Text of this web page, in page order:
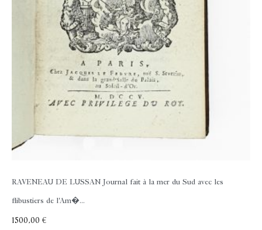
RAVENEAU DE LUSSAN Journal fait à la mer du Sud avec les
flibustiers de l'Am�...
1500,00 €